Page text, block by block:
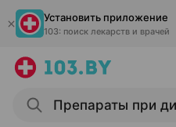
Установить приложение
103: поиск лекарств и врачей